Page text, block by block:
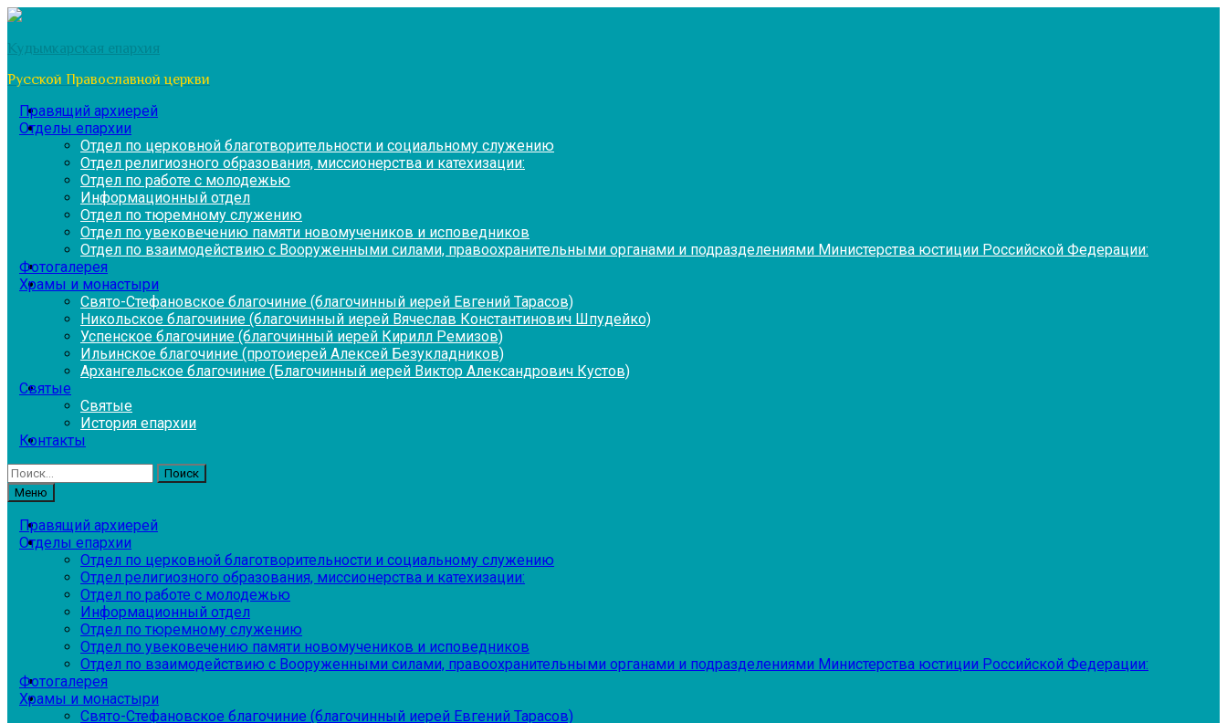
Перейти
содержимому
Кудымкарская епархия
Русской Православной церкви
Правящий архиерей
Отделы епархии
Отдел по церковной благотворительности и социальному служению
Отдел религиозного образования, миссионерства и катехизации:
Отдел по работе с молодежью
Информационный отдел
Отдел по тюремному служению
Отдел по увековечению памяти новомучеников и исповедников
Отдел по взаимодействию с Вооруженными силами, правоохранительными органами и подразделениями Министерства юстиции Российской Федерации:
Фотогалерея
Храмы и монастыри
Свято-Стефановское благочиние (благочинный иерей Евгений Тарасов)
Никольское благочиние (благочинный иерей Вячеслав Константинович Шпудейко)
Успенское благочиние (благочинный иерей Кирилл Ремизов)
Ильинское благочиние (протоиерей Алексей Безукладников)
Архангельское благочиние (Благочинный иерей Виктор Александрович Кустов)
Святые
Святые
История епархии
Контакты
Найти:
Меню
Правящий архиерей
Отделы епархии
Отдел по церковной благотворительности и социальному служению
Отдел религиозного образования, миссионерства и катехизации:
Отдел по работе с молодежью
Информационный отдел
Отдел по тюремному служению
Отдел по увековечению памяти новомучеников и исповедников
Отдел по взаимодействию с Вооруженными силами, правоохранительными органами и подразделениями Министерства юстиции Российской Федерации:
Фотогалерея
Храмы и монастыри
Свято-Стефановское благочиние (благочинный иерей Евгений Тарасов)